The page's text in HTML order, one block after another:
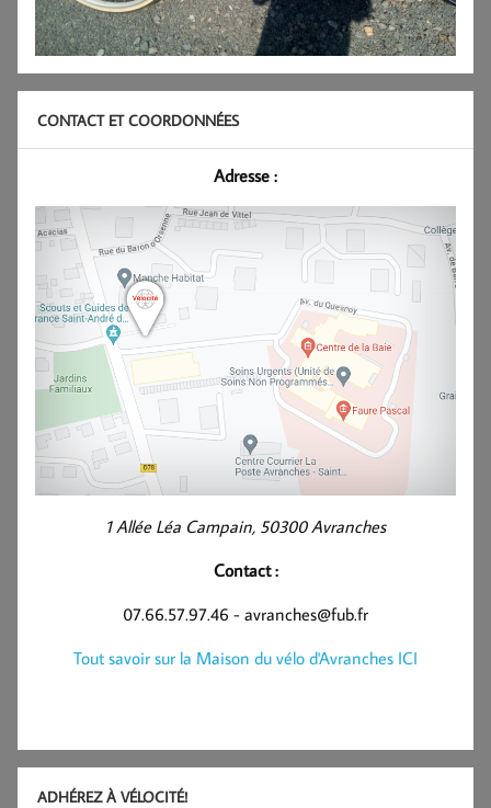
CONTACT ET COORDONNÉES
Adresse :
1 Allée Léa Campain, 50300 Avranches
Contact :
07.66.57.97.46 - avranches@fub.fr
Tout savoir sur la Maison du vélo d'Avranches ICI
ADHÉREZ À VÉLOCITÉ!